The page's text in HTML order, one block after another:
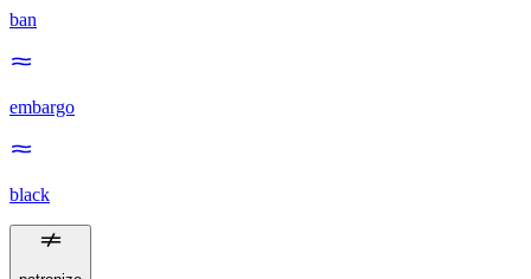
ban
embargo
black